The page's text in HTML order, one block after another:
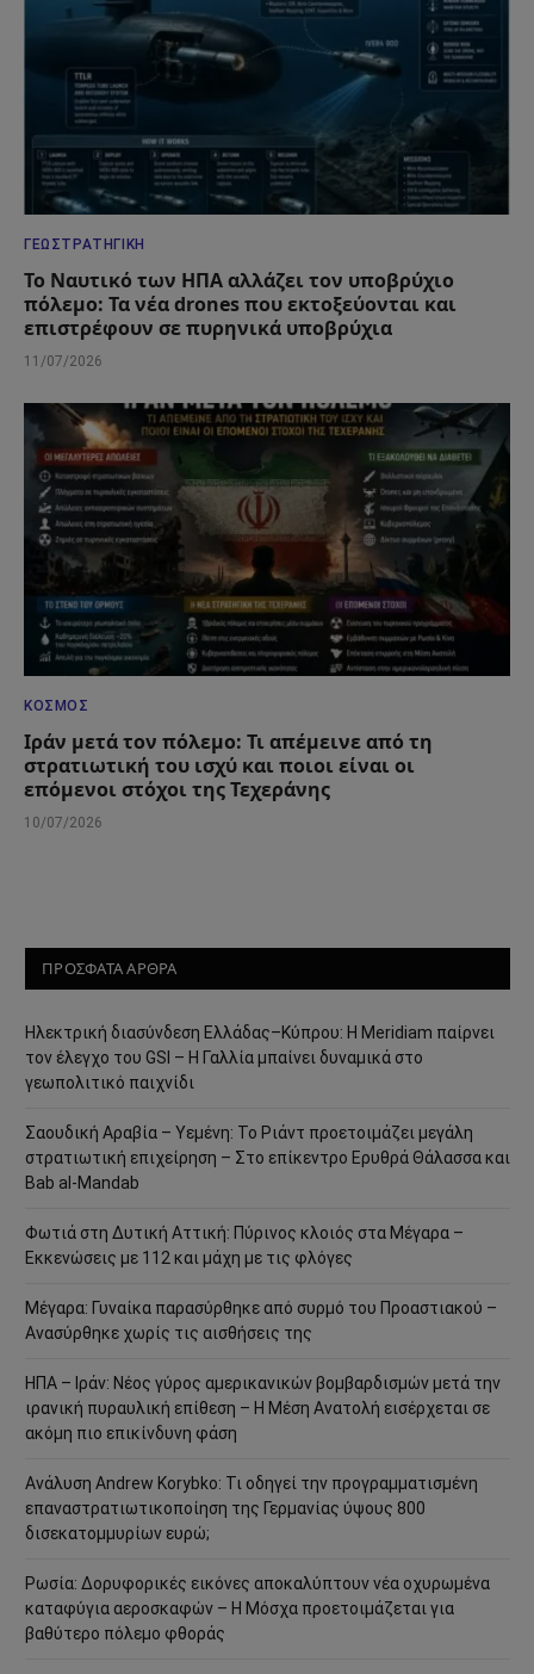
ΓΕΩΣΤΡΑΤΗΓΙΚΉ
Το Ναυτικό των ΗΠΑ αλλάζει τον υποβρύχιο
πόλεμο: Τα νέα drones που εκτοξεύονται και
επιστρέφουν σε πυρηνικά υποβρύχια
11/07/2026
ΚΌΣΜΟΣ
Ιράν μετά τον πόλεμο: Τι απέμεινε από τη
στρατιωτική του ισχύ και ποιοι είναι οι
επόμενοι στόχοι της Τεχεράνης
10/07/2026
ΠΡΟΣΦΑΤΑ ΑΡΘΡΑ
Ηλεκτρική διασύνδεση Ελλάδας–Κύπρου: Η Meridiam παίρνει
τον έλεγχο του GSI – Η Γαλλία μπαίνει δυναμικά στο
γεωπολιτικό παιχνίδι
Σαουδική Αραβία – Υεμένη: Το Ριάντ προετοιμάζει μεγάλη
στρατιωτική επιχείρηση – Στο επίκεντρο Ερυθρά Θάλασσα και
Bab al-Mandab
Φωτιά στη Δυτική Αττική: Πύρινος κλοιός στα Μέγαρα –
Εκκενώσεις με 112 και μάχη με τις φλόγες
Μέγαρα: Γυναίκα παρασύρθηκε από συρμό του Προαστιακού –
Ανασύρθηκε χωρίς τις αισθήσεις της
ΗΠΑ – Ιράν: Νέος γύρος αμερικανικών βομβαρδισμών μετά την
ιρανική πυραυλική επίθεση – Η Μέση Ανατολή εισέρχεται σε
ακόμη πιο επικίνδυνη φάση
Ανάλυση Andrew Korybko: Τι οδηγεί την προγραμματισμένη
επαναστρατιωτικοποίηση της Γερμανίας ύψους 800
δισεκατομμυρίων ευρώ;
Ρωσία: Δορυφορικές εικόνες αποκαλύπτουν νέα οχυρωμένα
καταφύγια αεροσκαφών – Η Μόσχα προετοιμάζεται για
βαθύτερο πόλεμο φθοράς